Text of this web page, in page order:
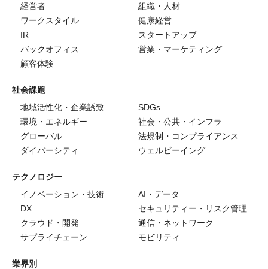
経営者
組織・人材
ワークスタイル
健康経営
IR
スタートアップ
バックオフィス
営業・マーケティング
顧客体験
社会課題
地域活性化・企業誘致
SDGs
環境・エネルギー
社会・公共・インフラ
グローバル
法規制・コンプライアンス
ダイバーシティ
ウェルビーイング
テクノロジー
イノベーション・技術
AI・データ
DX
セキュリティー・リスク管理
クラウド・開発
通信・ネットワーク
サプライチェーン
モビリティ
業界別